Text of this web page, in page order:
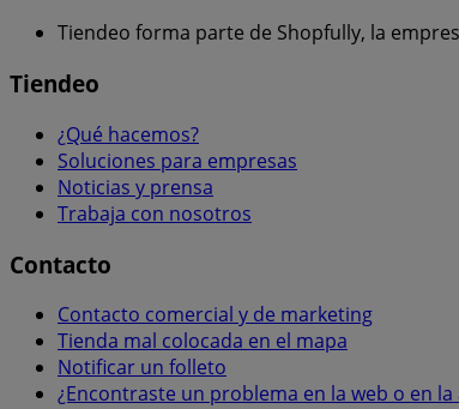
Tiendeo forma parte de Shopfully, la
Tiendeo
¿Qué hacemos?
Soluciones para empresas
Noticias y prensa
Trabaja con nosotros
Contacto
Contacto comercial y de marketing
Tienda mal colocada en el mapa
Notificar un folleto
¿Encontraste un problema en la web o en la